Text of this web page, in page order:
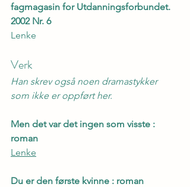
fagmagasin for Utdanningsforbundet.
2002 Nr. 6
Lenke
Verk
Han skrev også noen dramastykker
som ikke er oppført her.
Men det var det ingen som visste :
roman
Lenke
Du er den første kvinne : roman